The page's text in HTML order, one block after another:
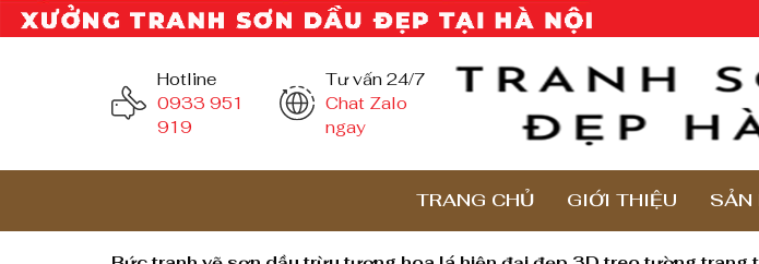
Hotline
0933 951
919
Tư vấn 24/7
Chat Zalo
ngay
TRANG CHỦ GIỚI THIỆU SẢN